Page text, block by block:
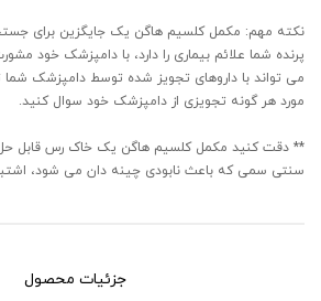
نکته مهم: مکمل کلسیم هاگن یک جایگزین برای
پرنده شما علائم بیماری را دارد، با دامپزشک خود
می تواند با داروهای تجویز شده توسط دامپزشک شما
مورد هر گونه تجویزی از دامپزشک خود سوال کنید.
** دقت کنید مکمل کلسیم هاگن یک خاک رس قابل
سنتی سمی که باعث نابودی چینه دان می شود،
جزئیات محصول